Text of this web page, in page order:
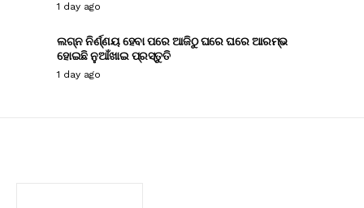
1 day ago
ଲଗ୍ନ ନିର୍ଣ୍ଣୟ ହେବା ପରେ ଆଜିଠୁ ଘରେ ଘରେ ଆରମ୍ଭ
ହୋଇଛି ନୁଆଁଖାଇ ପ୍ରସ୍ତୁତି
1 day ago